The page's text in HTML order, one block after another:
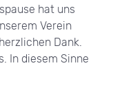
hat uns
Verein
Dank.
In diesem Sinne